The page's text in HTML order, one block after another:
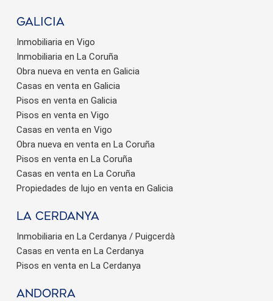
Galicia
Inmobiliaria en Vigo
Inmobiliaria en La Coruña
Obra nueva en venta en Galicia
Casas en venta en Galicia
Pisos en venta en Galicia
Pisos en venta en Vigo
Casas en venta en Vigo
Obra nueva en venta en La Coruña
Pisos en venta en La Coruña
Casas en venta en La Coruña
Propiedades de lujo en venta en Galicia
La Cerdanya
Inmobiliaria en La Cerdanya / Puigcerdà
Casas en venta en La Cerdanya
Pisos en venta en La Cerdanya
Andorra